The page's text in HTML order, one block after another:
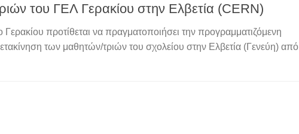
του ΓΕΛ Γερακίου στην Ελβετία (CERN)
Γερακίου προτίθεται να πραγματοποιήσει την προγραμματιζόμενη
των μαθητών/τριών του σχολείου στην Ελβετία (Γενεύη) από